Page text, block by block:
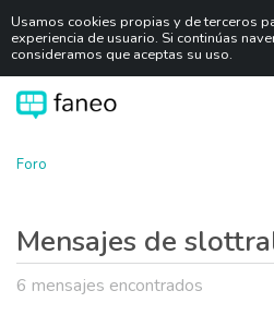
Usamos cookies propias y de terceros
experiencia de usuario. Si continúas
consideramos que aceptas su uso.
Foro
Mensajes de
6 mensajes encontrados